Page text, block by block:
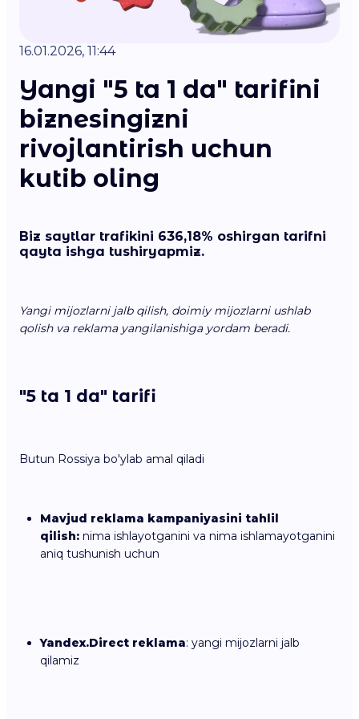
16.01.2026, 11:44
Yangi "5 ta 1 da" tarifini
biznesingizni
rivojlantirish uchun
kutib oling
Biz saytlar trafikini 636,18% oshirgan tarifni
qayta ishga tushiryapmiz.
Yangi mijozlarni jalb qilish, doimiy mijozlarni ushlab
qolish va reklama yangilanishiga yordam beradi.
"5 ta 1 da" tarifi
Butun Rossiya bo'ylab amal qiladi
Mavjud reklama kampaniyasini tahlil
qilish: nima ishlayotganini va nima ishlamayotganini
aniq tushunish uchun
Yandex.Direct reklama: yangi mijozlarni jalb
qilamiz